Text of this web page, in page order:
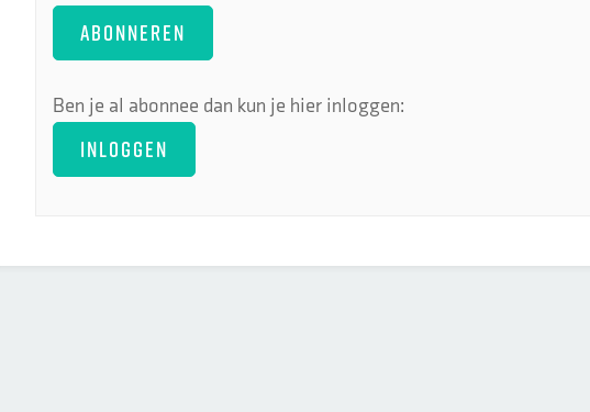
ABONNEREN
Ben je al abonnee dan kun je hier inloggen:
INLOGGEN